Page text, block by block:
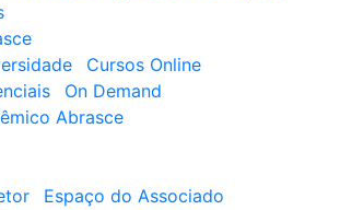
Cursos Online
On Demand
Abrasce
Espaço do Associado